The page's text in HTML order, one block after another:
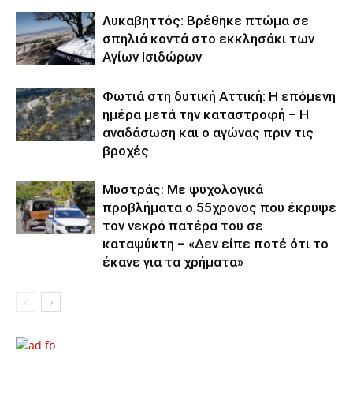
Λυκαβηττός: Βρέθηκε πτώμα σε
σπηλιά κοντά στο εκκλησάκι των
Αγίων Ισιδώρων
Φωτιά στη δυτική Αττική: Η επόμενη
ημέρα μετά την καταστροφή – Η
αναδάσωση και ο αγώνας πριν τις
βροχές
Μυστράς: Με ψυχολογικά
προβλήματα ο 55χρονος που έκρυψε
τον νεκρό πατέρα του σε
καταψύκτη – «Δεν είπε ποτέ ότι το
έκανε για τα χρήματα»